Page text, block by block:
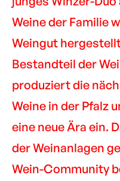
Weine der Familie
Weingut
Bestandteil der
produziert die
Weine in der Pfalz
eine neue Ära ein.
der Weinanlagen
Wein-Community